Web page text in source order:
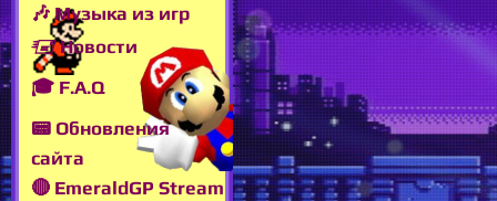
🎶 Музыка из игр
🖅 Новости
🎓 F.A.Q
📟 Обновления
сайта
🔴 EmeraldGP Stream